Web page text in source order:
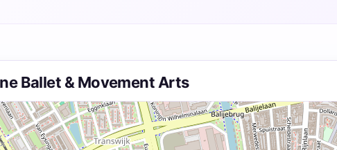
Ballet & Movement Arts